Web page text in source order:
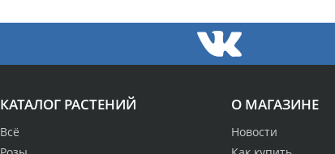
О МАГАЗИНЕ
Новости
КАТАЛОГ РАСТЕНИЙ
Всё